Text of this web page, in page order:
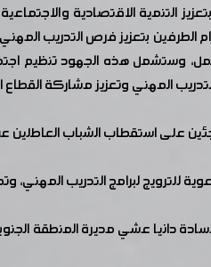
التنمية الاقتصادية
الطرفين بتعزيز فرص التدريب
وستشمل هذه الجهود تنظيم
المهني وتعزيز مشاركة
على استقطاب الشباب العاطلين
لبرامج التدريب المهني،
دانيا عشي مديرة المنطقة